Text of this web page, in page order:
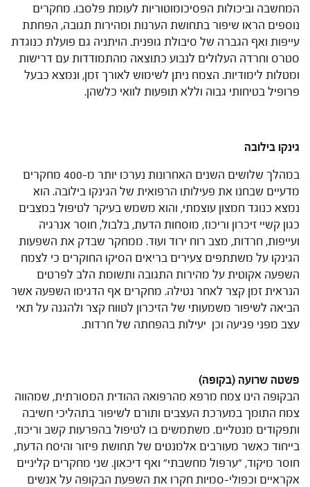
המחשבה וביכולות הפסיכומוטוריות לעומת פלסבו. מחקרים
נוספים הראו שיפור בתחושת הערנות ומהירות תגובה, הפחתת
עייפות ואף הגברה של סיבולת גופנית. הויתניה גם פועלת כנוגדת
סטרס וחרדה העלולים לנבוע כתוצאה מהתמודדות עם דרישות
ומטלות לימודיות. הצמח ניתן לשימוש לאורך זמן, ונמצא כבעל
פרופיל בטיחותי גבוה וללא תופעות לוואי כלשהן.
גינקו בילובה
במהלך שלושים השנים האחרונות נערכו יותר מ-400 מחקרים
מדעיים שבחנו את פעילותו הרפואית של הגינקו בילובה. הוא
נמצא כנוגד חמצון עוצמתי, והוא משמש בעיקר לטיפול במצבים
כגון קשיי זיכרון וריכוז, מוסחות הדעת, בלבול, חוסר אנרגיה
ועייפות, חרדות, מצב רוח ירוד ועוד. ממחקר שבדק את השפעות
הגינקו על משתתפים צעירים בריאים הסיקו החוקרים כי לצמח
השפעה אקוטית על מהירות התגובה ותשומת הלב לפרטים
הנראית זמן קצר לאחר נטילה. מחקרים אף הדגימו השפעה אשר
הביאה לשיפור משמעותי של הזיכרון לטווח קצר ולהגנה על תאי
עצב מפני פגיעה וכן יעילות בהפחתה של חרדות.
פשטה שרועה (בקופה)
הבקופה הינו צמח מרפא מהרפואה ההודית המסורתית, שמהווה
צמח התומך במערכת העצבים ותורם לשיפור בתהליכי חשיבה
ותפקודים מנטליים. משתמשים בו לטיפול בהפרעות קשב וריכוז,
בייחוד כאשר מעורבים אלמנטים של תחושת פיזור והיסח הדעת,
חוסר מיקוד, "ערפול מחשבתי" ואף דיכאון. שני מחקרים קליניים
אקראיים וכפולי-סמיות חקרו את השפעת הבקופה על אנשים